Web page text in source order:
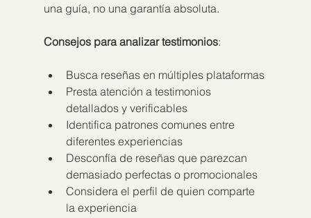
una guía, no una garantía absoluta.
Consejos para analizar testimonios:
Busca reseñas en múltiples plataformas
Presta atención a testimonios
detallados y verificables
Identifica patrones comunes entre
diferentes experiencias
Desconfía de reseñas que parezcan
demasiado perfectas o promocionales
Considera el perfil de quien comparte
la experiencia